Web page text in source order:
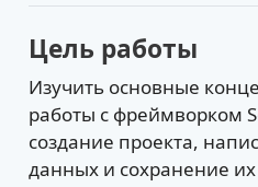
Цель работы
Изучить основные
работы с фреймворком
создание проекта,
данных и сохранение